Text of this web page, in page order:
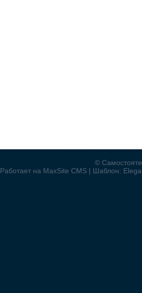
©
Работает на MaxSite CMS | Шаблон: